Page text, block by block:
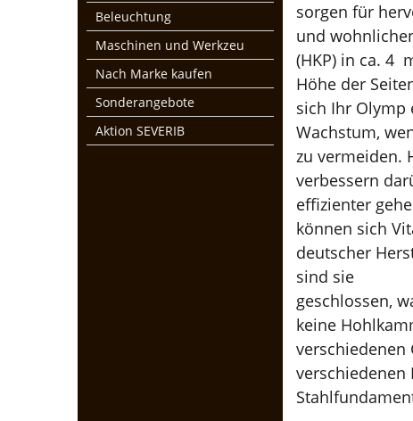
Beleuchtung
Maschinen und Werkzeu
Nach Marke kaufen
Sonderangebote
Aktion SEVERIB
sorgen für
und
(HKP) in ca. 4
Höhe der
sich Ihr Olymp
Wachstum,
zu vermeiden.
verbessern
effizienter
können sich
deutscher
sind sie
geschlossen,
keine
verschiedenen
verschiedenen